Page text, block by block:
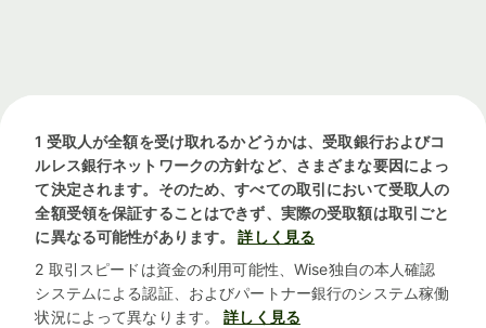
1 受取人が全額を受け取れるかどうかは、受取銀行およびコ
ルレス銀行ネットワークの方針など、さまざまな要因によっ
て決定されます。そのため、すべての取引において受取人の
全額受領を保証することはできず、実際の受取額は取引ごと
に異なる可能性があります。
詳しく見る
2 取引スピードは資金の利用可能性、Wise独自の本人確認
システムによる認証、およびパートナー銀行のシステム稼働
状況によって異なります。
詳しく見る